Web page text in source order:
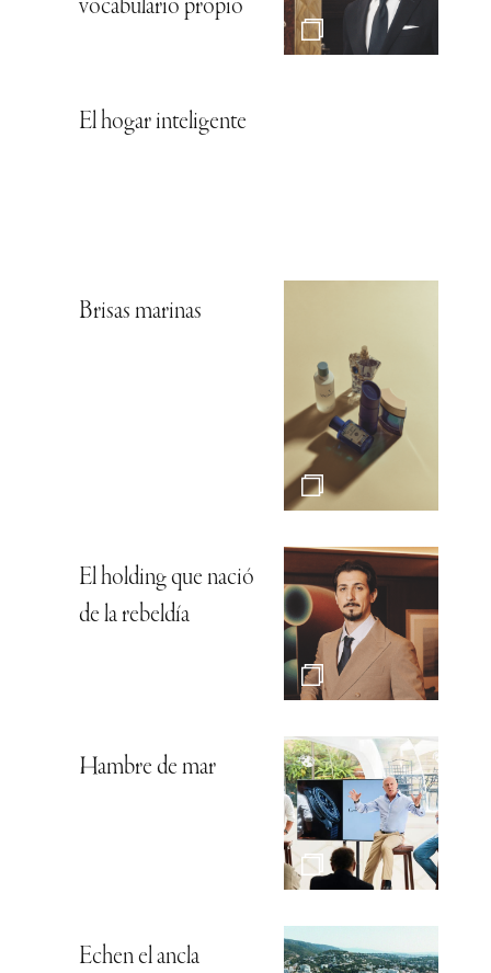
vocabulario propio
El hogar inteligente
Brisas marinas
El holding que nació
de la rebeldía
Hambre de mar
Echen el ancla